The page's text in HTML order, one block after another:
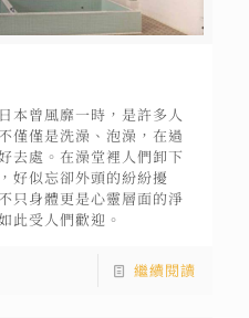
本曾風靡一時，是許多人
僅僅是洗澡、泡澡，在過
去處。在澡堂裡人們卸下
好似忘卻外頭的紛紛擾
只身體更是心靈層面的淨
此受人們歡迎。
繼續閱讀